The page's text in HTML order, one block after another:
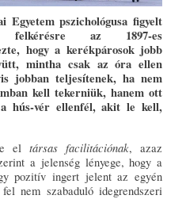
pszichológusa figyelt
az 1897-es
hogy a kerékpárosok jobb
mintha csak az óra ellen
jobban teljesítenek, ha nem
kell tekerniük, hanem ott
hús-vér ellenfél, akit le kell,
el társas facilitációnak, azaz
a jelenség lényege, hogy a
pozitív ingert jelent az egyén
nem szabaduló idegrendszeri